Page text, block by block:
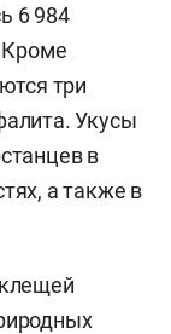
6 984
Кроме
три
Укусы
в
а также в